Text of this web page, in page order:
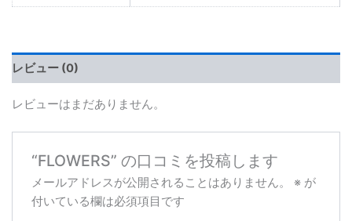
レビュー (0)
レビューはまだありません。
“FLOWERS” の口コミを投稿します
メールアドレスが公開されることはありません。 ※ が
付いている欄は必須項目です